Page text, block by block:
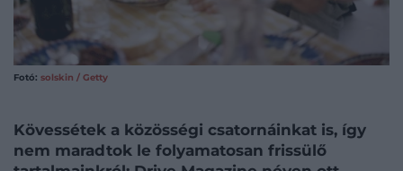
Fotó: solskin / Getty
Kövessétek a közösségi csatornáinkat is, így
nem maradtok le folyamatosan frissülő